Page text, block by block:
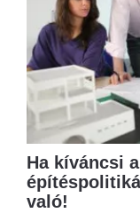
Ha kíváncsi
való!